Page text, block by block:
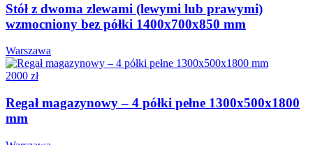
Stół z dwoma zlewami (lewymi lub prawymi)
wzmocniony bez półki 1400x700x850 mm
Warszawa
2000 zł
Regał magazynowy – 4 półki pełne 1300x500x1800
mm